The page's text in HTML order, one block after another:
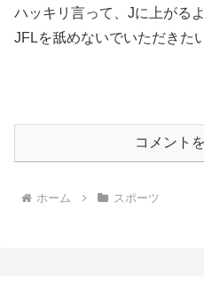
ハッキリ言って、Jに上がる
JFLを舐めないでいただきたい
コメント
ホーム スポーツ